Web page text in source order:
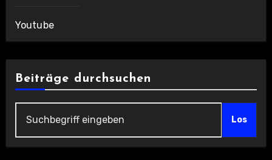
Youtube
Beiträge durchsuchen
Los